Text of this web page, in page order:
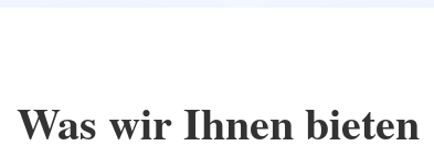
Was wir Ihnen bieten